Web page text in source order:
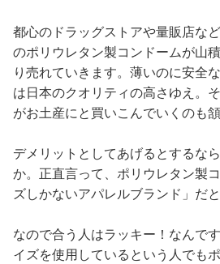
都心のドラッグストアや量販店な
のポリウレタン製コンドームが山
り売れていきます。薄いのに安全
は日本のクオリティの高さゆえ。
がお土産にと買いこんでいくのも頷
デメリットとしてあげるとするな
か。正直言って、ポリウレタン製
ズしかないアパレルブランド」だ
なので合う人はラッキー！なんで
イズを使用しているという人でも